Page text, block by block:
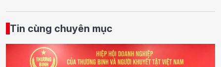
Tin cùng chuyên mục